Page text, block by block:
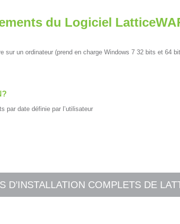
du Logiciel
sur un ordinateur (prend en charge Windows 7 32 bits et 64
par date définie par l’utilisateur
D’INSTALLATION COMPLETS DE